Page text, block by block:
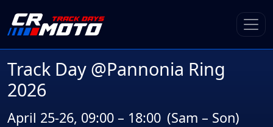
Track Day @Pannonia Ring
2026
April 25-26, 09:00 – 18:00 (Sam – Son)